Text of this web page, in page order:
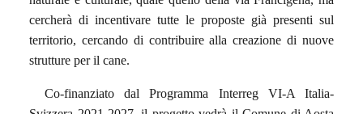
cercherà di incentivare tutte le proposte già presenti sul
territorio, cercando di contribuire alla creazione di nuove
strutture per il cane.
Co-finanziato dal Programma Interreg VI-A Italia-